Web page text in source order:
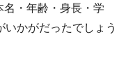
名・年齢・身長・学
かがだったでしょう